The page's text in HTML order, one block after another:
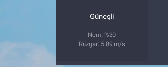
Güneşli
Nem: %30
Rüzgar: 5.89 m/s